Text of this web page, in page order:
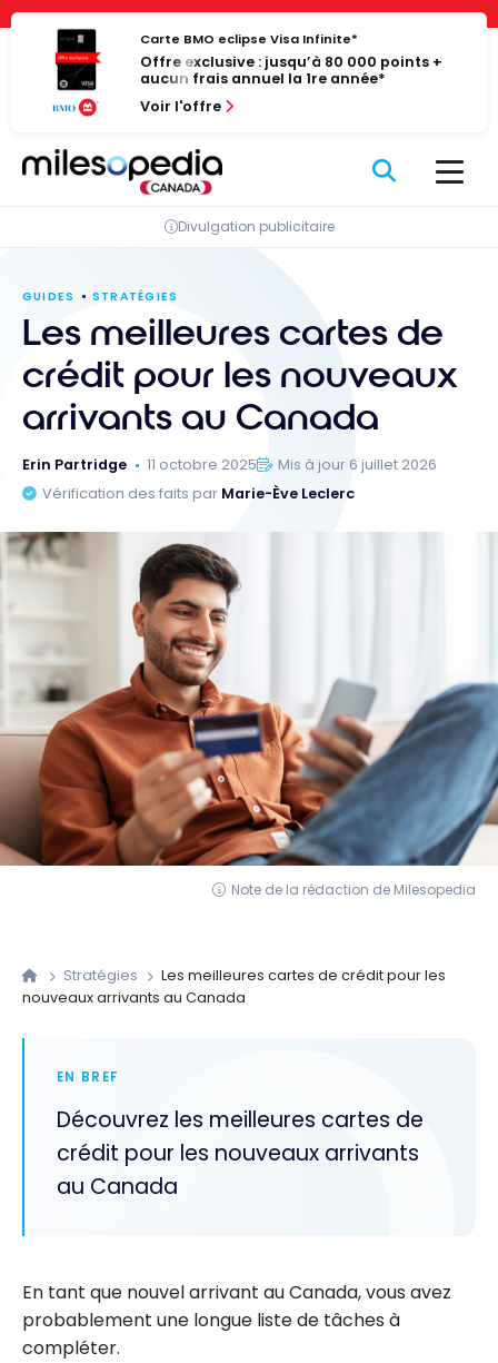
Panneau de gestion des cookies
Passer
contenu
Carte BMO eclipse Visa Infinite*
Offre exclusive : jusqu’à 80 000 points +
aucun frais annuel la 1re année*
Voir l'offre
Divulgation publicitaire
GUIDES STRATÉGIES
Les meilleures cartes de
crédit pour les nouveaux
arrivants au Canada
Erin Partridge 11 octobre 2025
Mis à jour 6 juillet 2026
Vérification des faits par Marie-Ève Leclerc
Note de la rédaction de Milesopedia
Stratégies
Les meilleures cartes de crédit pour les
nouveaux arrivants au Canada
EN BREF
Découvrez les meilleures cartes de
crédit pour les nouveaux arrivants
au Canada
En tant que nouvel arrivant au Canada, vous avez
probablement une longue liste de tâches à
compléter.